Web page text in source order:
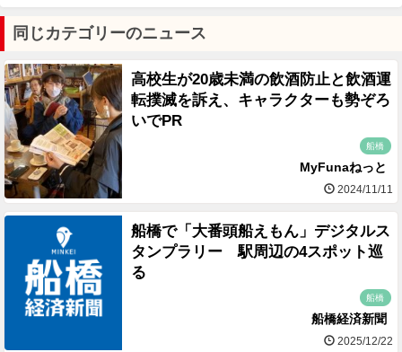
同じカテゴリーのニュース
高校生が20歳未満の飲酒防止と飲酒運
転撲滅を訴え、キャラクターも勢ぞろ
いでPR
船橋
MyFunaねっと
2024/11/11
船橋で「大番頭船えもん」デジタルス
タンプラリー 駅周辺の4スポット巡
る
船橋
船橋経済新聞
2025/12/22